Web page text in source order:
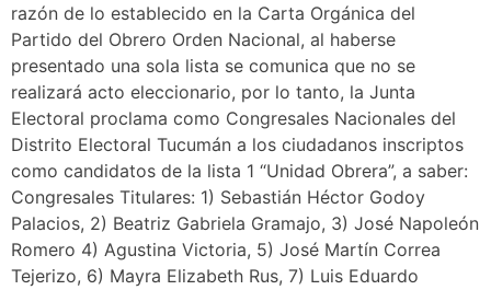
razón de lo establecido en la Carta Orgánica del
Partido del Obrero Orden Nacional, al haberse
presentado una sola lista se comunica que no se
realizará acto eleccionario, por lo tanto, la Junta
Electoral proclama como Congresales Nacionales del
Distrito Electoral Tucumán a los ciudadanos inscriptos
como candidatos de la lista 1 “Unidad Obrera”, a saber:
Congresales Titulares: 1) Sebastián Héctor Godoy
Palacios, 2) Beatriz Gabriela Gramajo, 3) José Napoleón
Romero 4) Agustina Victoria, 5) José Martín Correa
Tejerizo, 6) Mayra Elizabeth Rus, 7) Luis Eduardo